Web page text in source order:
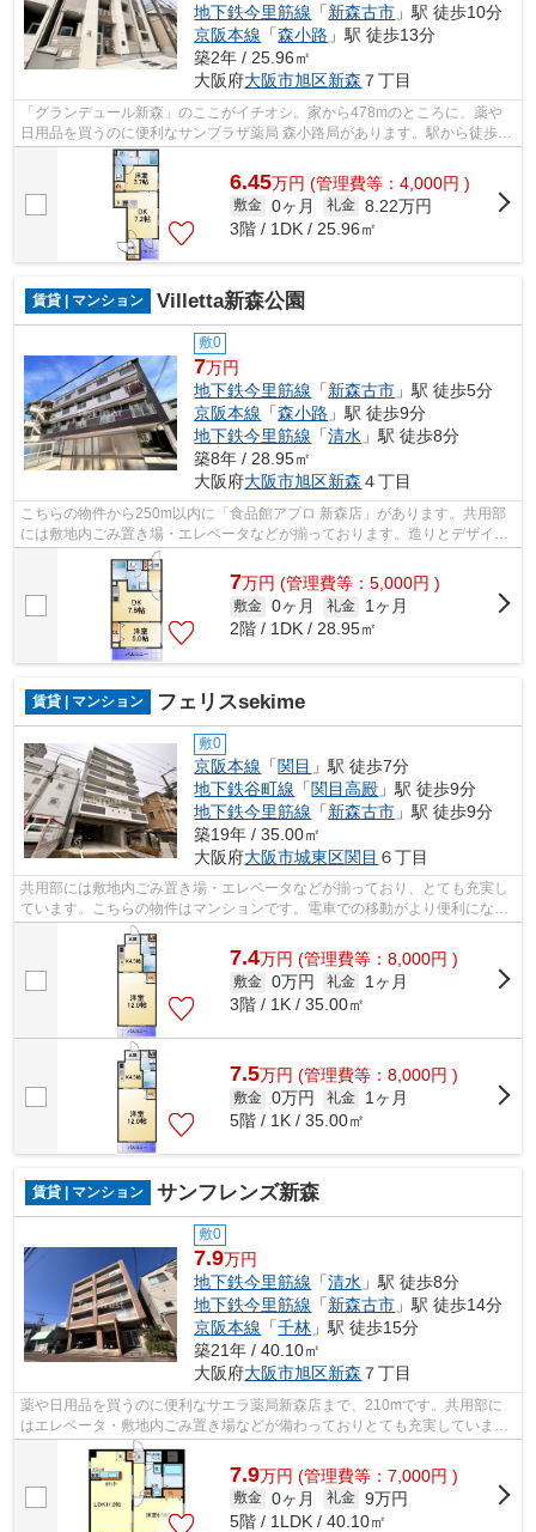
地下鉄今里筋線 「新森古市 」駅 徒歩10分
京阪本線 「森小路 」駅 徒歩13分
築2年 / 25.96㎡
大阪府大阪市旭区新森 ７丁目
「グランデュール新森」のここがイチオシ。家から478mのところに、薬や
日用品を買うのに便利なサンプラザ薬局 森小路局があります。駅から徒歩6
分の物件で、アクセス良好です。こちら...
6.45万円 (管理費等：4,000円 )
敷金 0ヶ月 礼金 8.22万円
3階 / 1DK / 25.96㎡
賃貸 | マンション Villetta新森公園
敷0
7万円
地下鉄今里筋線 「新森古市 」駅 徒歩5分
京阪本線 「森小路 」駅 徒歩9分
地下鉄今里筋線 「清水 」駅 徒歩8分
築8年 / 28.95㎡
大阪府大阪市旭区新森 ４丁目
こちらの物件から250m以内に「食品館アプロ 新森店」があります。共用部
には敷地内ごみ置き場・エレベータなどが揃っております。造りとデザイン
に関して、自信をもって情報を提供でき...
7万円 (管理費等：5,000円 )
敷金 0ヶ月 礼金
1ヶ月
2階 / 1DK / 28.95㎡
賃貸 | マンション フェリスsekime
敷0
京阪本線 「関目 」駅 徒歩7分
地下鉄谷町線 「関目高殿 」駅 徒歩9分
地下鉄今里筋線 「新森古市 」駅 徒歩9分
築19年 / 35.00㎡
大阪府大阪市城東区関目 ６丁目
共用部には敷地内ごみ置き場・エレベータなどが揃っており、とても充実し
ています。こちらの物件はマンションです。電車での移動がより便利にな
る、2駅利用可能なマンションです。眺め...
7.4万円 (管理費等：8,000円 )
敷金 0万円 礼金
1ヶ月
3階 / 1K / 35.00㎡
7.5万円 (管理費等：8,000円 )
敷金 0万円 礼金
1ヶ月
5階 / 1K / 35.00㎡
賃貸 | マンション サンフレンズ新森
敷0
7.9万円
地下鉄今里筋線 「清水 」駅 徒歩8分
地下鉄今里筋線 「新森古市 」駅 徒歩14分
京阪本線 「千林 」駅 徒歩15分
築21年 / 40.10㎡
大阪府大阪市旭区新森 ７丁目
薬や日用品を買うのに便利なサエラ薬局新森店まで、210mです。共用部に
はエレベータ・敷地内ごみ置き場などが備わっておりとても充実していま
す。通勤やお出かけに便利な、徒歩8分に駅...
7.9万円 (管理費等：7,000円 )
敷金 0ヶ月 礼金 9万円
5階 / 1LDK / 40.10㎡